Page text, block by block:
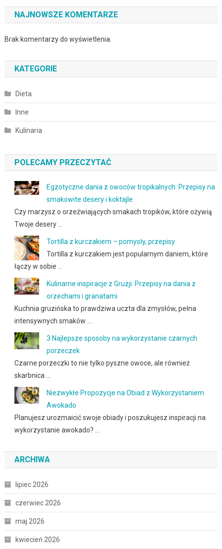
NAJNOWSZE KOMENTARZE
Brak komentarzy do wyświetlenia.
KATEGORIE
Dieta
Inne
Kulinaria
POLECAMY PRZECZYTAĆ
Egzotyczne dania z owoców tropikalnych: Przepisy na
smakowite desery i koktajle
Czy marzysz o orzeźwiających smakach tropików, które ożywią
Twoje desery …
Tortilla z kurczakiem – pomysły, przepisy
Tortilla z kurczakiem jest popularnym daniem, które
łączy w sobie …
Kulinarne inspiracje z Gruzji: Przepisy na dania z
orzechami i granatami
Kuchnia gruzińska to prawdziwa uczta dla zmysłów, pełna
intensywnych smaków …
3 Najlepsze sposoby na wykorzystanie czarnych
porzeczek
Czarne porzeczki to nie tylko pyszne owoce, ale również
skarbnica …
Niezwykłe Propozycje na Obiad z Wykorzystaniem
Awokado
Planujesz urozmaicić swoje obiady i poszukujesz inspiracji na
wykorzystanie awokado? …
ARCHIWA
lipiec 2026
czerwiec 2026
maj 2026
kwiecień 2026